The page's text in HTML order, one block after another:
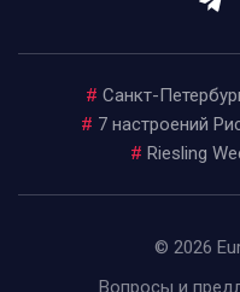
# Санкт-
# 7 настроений
# Riesling
© 2026
Вопросы и